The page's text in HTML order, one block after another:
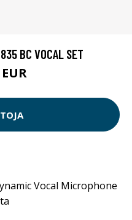
BC VOCAL SET